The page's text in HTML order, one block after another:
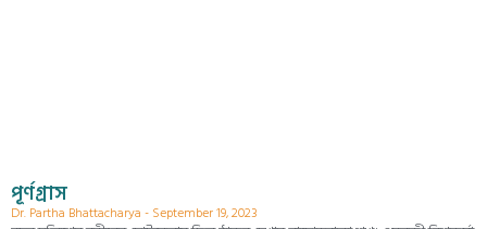
পূর্ণগ্রাস
Dr. Partha Bhattacharya September 19, 2023